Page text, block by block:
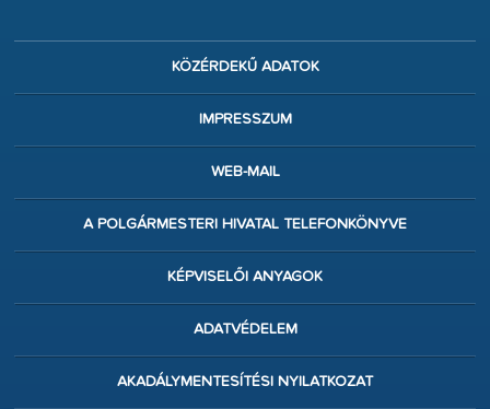
KÖZÉRDEKŰ ADATOK
IMPRESSZUM
WEB-MAIL
A POLGÁRMESTERI HIVATAL TELEFONKÖNYVE
KÉPVISELŐI ANYAGOK
ADATVÉDELEM
AKADÁLYMENTESÍTÉSI NYILATKOZAT